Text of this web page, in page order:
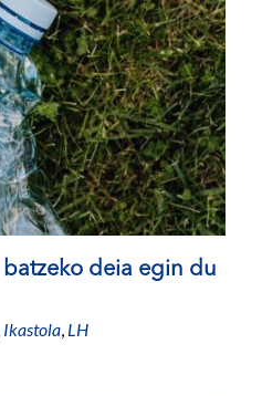
deia egin du
Ikastola, LH